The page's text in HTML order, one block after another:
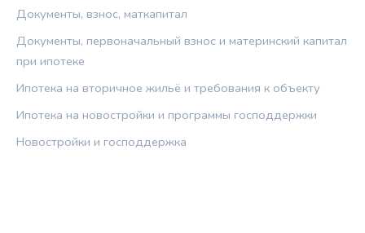
Документы, взнос, маткапитал
Документы, первоначальный взнос и материнский капитал
при ипотеке
Ипотека на вторичное жильё и требования к объекту
Ипотека на новостройки и программы господдержки
Новостройки и господдержка